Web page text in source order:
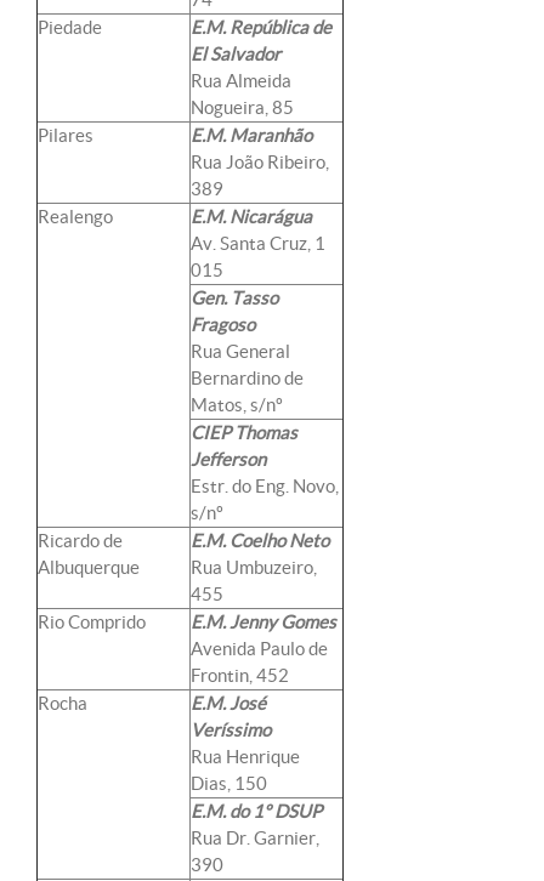
Piedade
E.M. República de
El Salvador
Rua Almeida
Nogueira, 85
Pilares
E.M. Maranhão
Rua João Ribeiro,
389
Realengo
E.M. Nicarágua
Av. Santa Cruz, 1
015
Gen. Tasso
Fragoso
Rua General
Bernardino de
Matos, s/nº
CIEP Thomas
Jefferson
Estr. do Eng. Novo,
s/nº
Ricardo de
Albuquerque
E.M. Coelho Neto
Rua Umbuzeiro,
455
Rio Comprido
E.M. Jenny Gomes
Avenida Paulo de
Frontin, 452
Rocha
E.M. José
Veríssimo
Rua Henrique
Dias, 150
E.M. do 1º DSUP
Rua Dr. Garnier,
390